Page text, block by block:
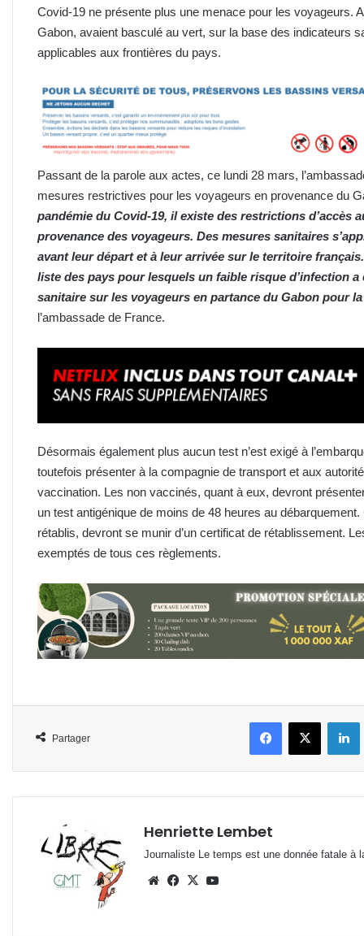
Covid-19 ne présente plus une menace pour les voyageurs.
Gabon, avaient basculé au vert, sur la base des indicateurs
applicables aux frontières du pays.
Passant de la parole aux actes, ce lundi 28 mars,
mesures restrictives pour les voyageurs en provenance du
pandémie du Covid-19, il existe des restrictions d’accès
provenance des voyageurs. Des mesures sanitaires
avant leur départ et à leur arrivée sur le territoire
liste des pays pour lesquels un faible risque d’infection
sanitaire sur les voyageurs en partance du Gabon pour
l’ambassade de France.
Désormais également plus aucun test n’est exigé à
toutefois présenter à la compagnie de transport et aux
vaccination. Les non vaccinés, quant à eux, devront
un test antigénique de moins de 48 heures au
rétablis, devront se munir d’un certificat de rétablissement.
exemptés de tous ces règlements.
Partager
FacebookX
Henriette Lembet
Journaliste Le temps est une donnée fatale à
WebsiteFacebook
X